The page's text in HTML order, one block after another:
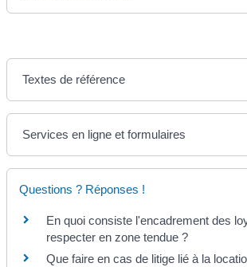
Textes de référence
Services en ligne et formulaires
Questions ? Réponses !
En quoi consiste l'encadrement des
respecter en zone tendue ?
Que faire en cas de litige lié à la